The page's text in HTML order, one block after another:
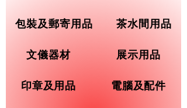
包裝及郵寄用品 茶水間用品
文儀器材 展示用品
印章及用品 電腦及配件